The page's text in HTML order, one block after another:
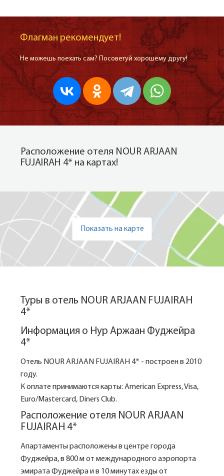
Флагман рекомендует!
Не можешь поехать сам? Посоветуй хорошему другу!
Расположение отеля NOUR ARJAAN
FUJAIRAH 4* на картах!
Показать на карте
Туры в отель NOUR ARJAAN FUJAIRAH
4*
Информация о Нур Аржаан Фуджейра
4*
Отель NOUR ARJAAN FUJAIRAH 4* - построен в 2010
году.
К оплате принимаются карты: American Express, Visa,
Euro/Mastercard, Diners Club.
Расположение отеля NOUR ARJAAN
FUJAIRAH 4*
Апартаменты расположены в центре города
Фуджейра, в 800 м от международного аэропорта
эмирата Фуджейра и в 10 минутах езды от